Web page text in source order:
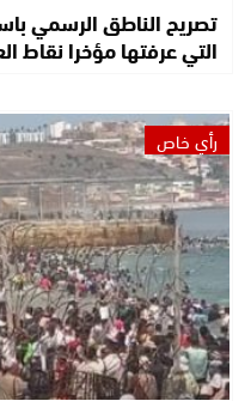
تصريح الناطق الرسمي
التي عرفتها مؤخرا نقاط
رأي خاص